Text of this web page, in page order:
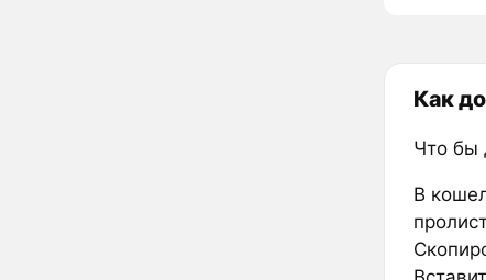
Как
Что бы
В